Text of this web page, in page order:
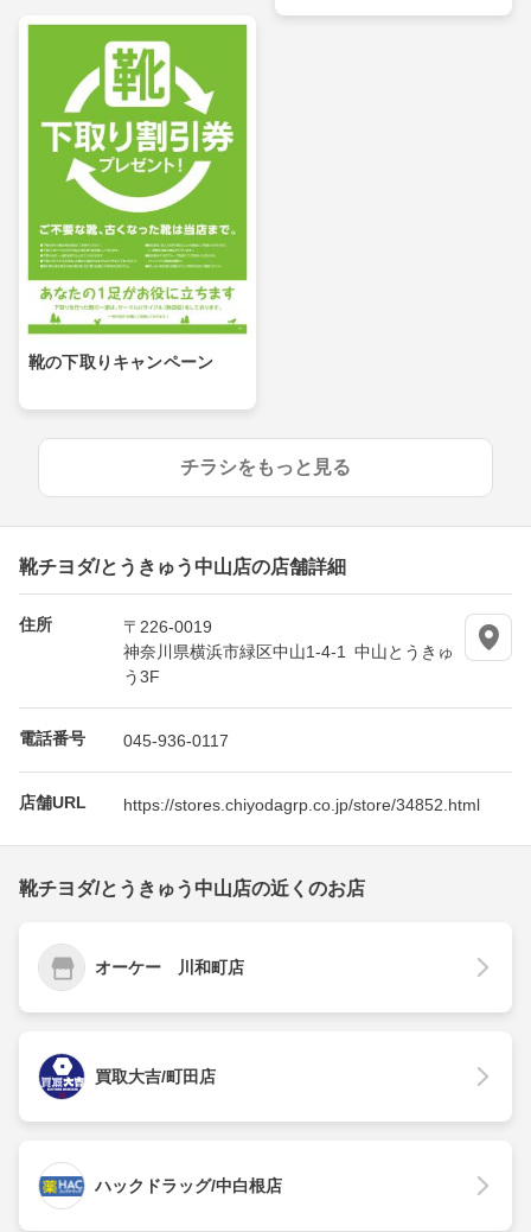
靴の下取りキャンペーン
チラシをもっと見る
靴チヨダ/とうきゅう中山店の店舗詳細
住所
〒226-0019
神奈川県横浜市緑区中山1-4-1 中山とうきゅ
う3F
電話番号 045-936-0117
店舗URL https://stores.chiyodagrp.co.jp/store/34852.html
靴チヨダ/とうきゅう中山店の近くのお店
オーケー 川和町店
買取大吉/町田店
ハックドラッグ/中白根店